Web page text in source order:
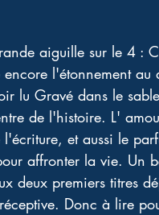
aiguille sur le 4 :
l'étonnement au
lu Gravé dans le
de l'histoire. L'
et aussi le
affronter la vie. Un
deux premiers titres
Donc à lire